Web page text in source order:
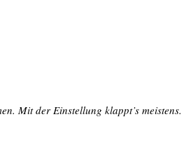
Mit der Einstellung klappt’s meistens.